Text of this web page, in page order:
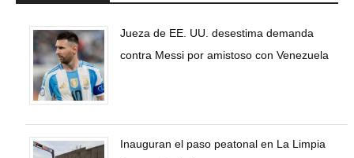
Jueza de EE. UU. desestima demanda
contra Messi por amistoso con Venezuela
Inauguran el paso peatonal en La Limpia